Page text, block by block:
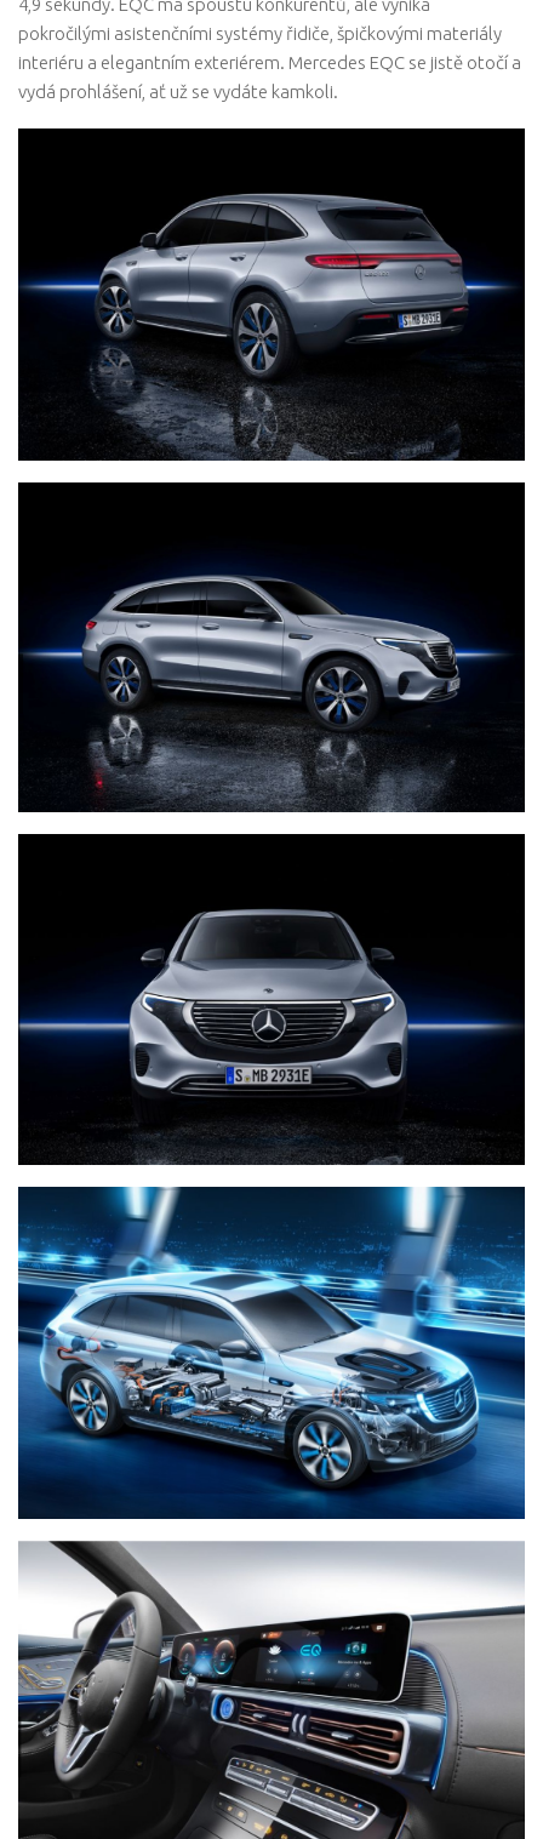
4,9 sekundy. EQC má spoustu konkurentů, ale vyniká
pokročilými asistenčními systémy řidiče, špičkovými materiály
interiéru a elegantním exteriérem. Mercedes EQC se jistě otočí a
vydá prohlášení, ať už se vydáte kamkoli.